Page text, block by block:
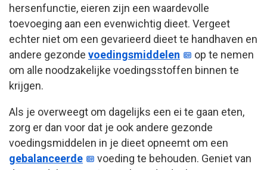
hersenfunctie, eieren zijn een waardevolle
toevoeging aan een evenwichtig dieet. Vergeet
echter niet om een gevarieerd dieet te handhaven en
andere gezonde voedingsmiddelen
op te nemen
om alle noodzakelijke voedingsstoffen binnen te
krijgen.
Als je overweegt om dagelijks een ei te gaan eten,
zorg er dan voor dat je ook andere gezonde
voedingsmiddelen in je dieet opneemt om een
gebalanceerde
voeding te behouden. Geniet van